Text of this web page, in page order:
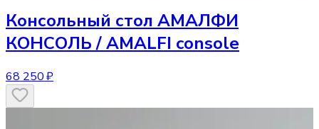
Консольный стол АМАЛФИ
КОНСОЛЬ / AMALFI console
68 250 ₽